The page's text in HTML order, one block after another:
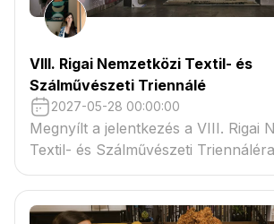
VIII. Rigai Nemzetközi Textil- és
Szálművészeti Triennálé
2027-05-28 00:00:00
Megnyílt a jelentkezés a VIII. Rigai
Textil- és Szálművészeti Triennáléra